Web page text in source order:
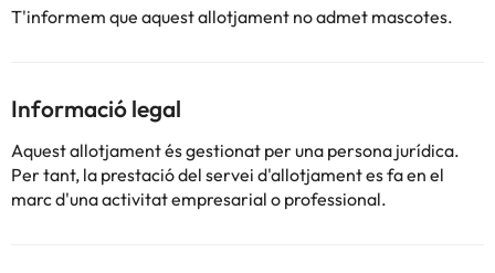
T'informem que aquest allotjament no admet mascotes.
Informació legal
Aquest allotjament és gestionat per una persona jurídica.
Per tant, la prestació del servei d'allotjament es fa en el
marc d'una activitat empresarial o professional.